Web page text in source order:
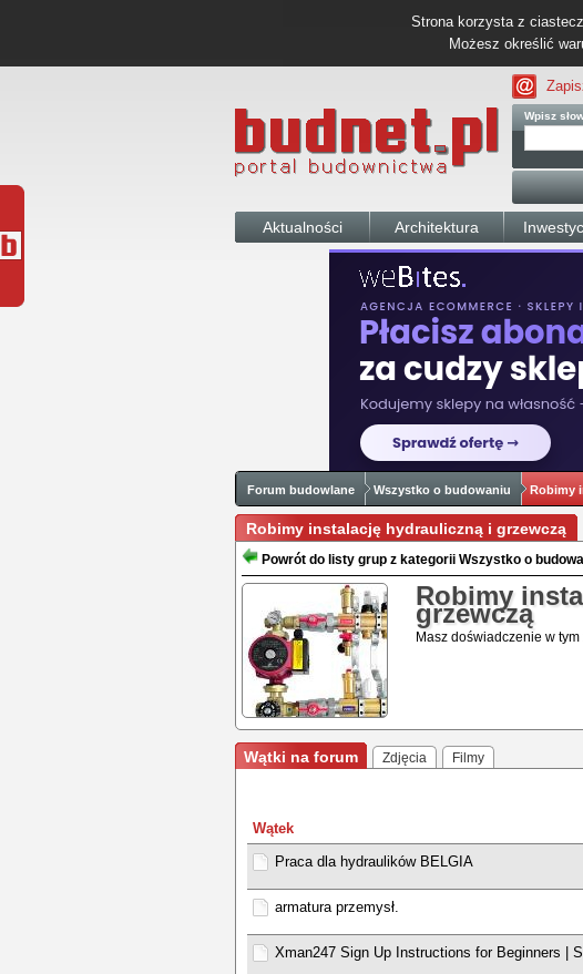
Strona korzysta z
Możesz określić
Wpisz
Aktualności Architektura
Forum budowlane Wszystko o budowaniu Robimy
Robimy instalację hydrauliczną i grzewczą
Powrót do listy grup z kategorii Wszystko o
Robimy
grzewczą
Masz doświadczenie w
Wątki na forum Zdjęcia Filmy
Wątek
Praca dla hydraulików BELGIA
armatura przemysł.
Xman247 Sign Up Instructions for Beginners |